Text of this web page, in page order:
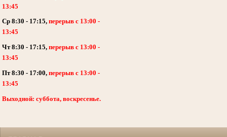
13:45
Ср 8:30 - 17:15,перерыв с 13:00 -
13:45
Чт 8:30 - 17:15,перерыв с 13:00 -
13:45
Пт 8:30 - 17:00, перерыв с 13:00 -
13:45
Выходной: суббота, воскресенье.